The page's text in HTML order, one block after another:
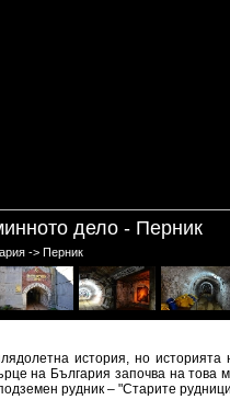
дело - Перник
-> Перник
история, но историята
на България започва на това
рудник – "Старите